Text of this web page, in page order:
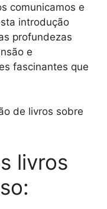
comunicamos e
introdução
profundezas
e
fascinantes que
de livros sobre
livros